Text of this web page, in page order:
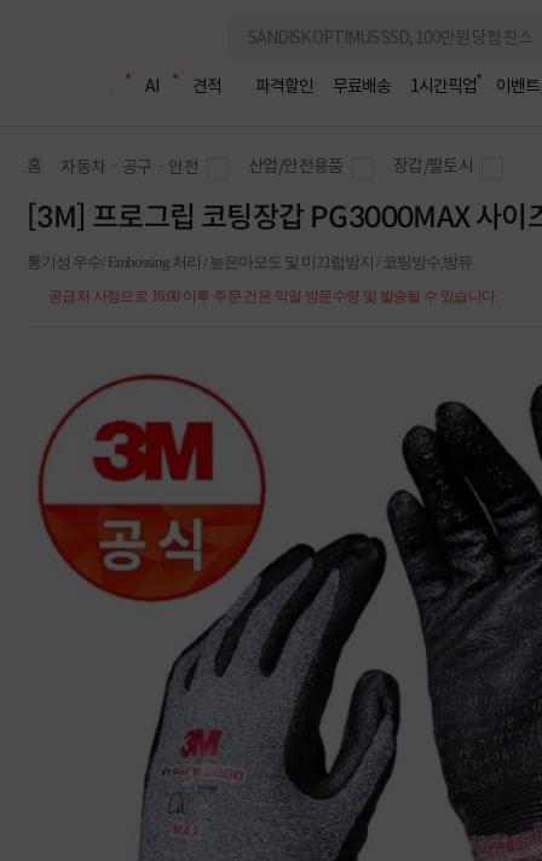
AI 견적 파격할인 무료배송 1시간픽업 이벤트
홈 자동차ㆍ공구ㆍ안전 산업/안전용품 장갑/팔토시
[3M] 프로그립 코팅장갑 PG3000MAX 사이
통기성 우수/ Embossing 처리 / 높은마모도 및 미끄럽방지 / 코팅방수,방유
공급처 사정으로 16:00 이후 주문 건은 익일 방문수령 및 발송될 수 있습니다.